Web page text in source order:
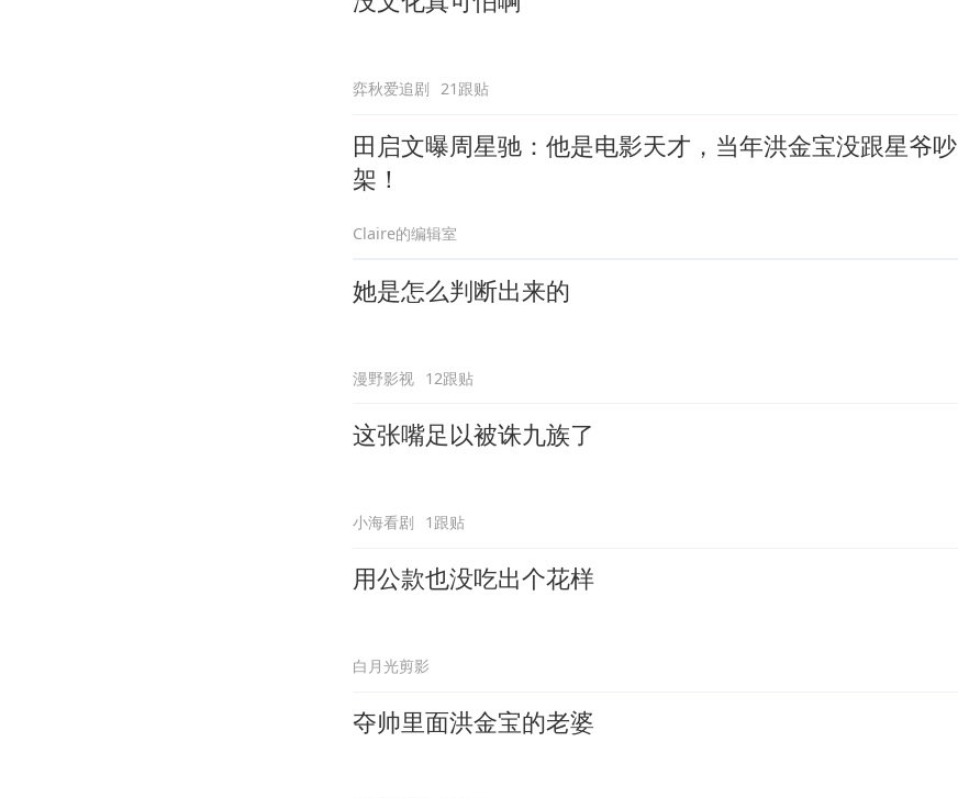
弈秋爱追剧 21跟贴
田启文曝周星驰：他是电影天才，当年洪金宝没跟星爷吵
架！
Claire的编辑室
她是怎么判断出来的
漫野影视 12跟贴
这张嘴足以被诛九族了
小海看剧 1跟贴
用公款也没吃出个花样
白月光剪影
夺帅里面洪金宝的老婆